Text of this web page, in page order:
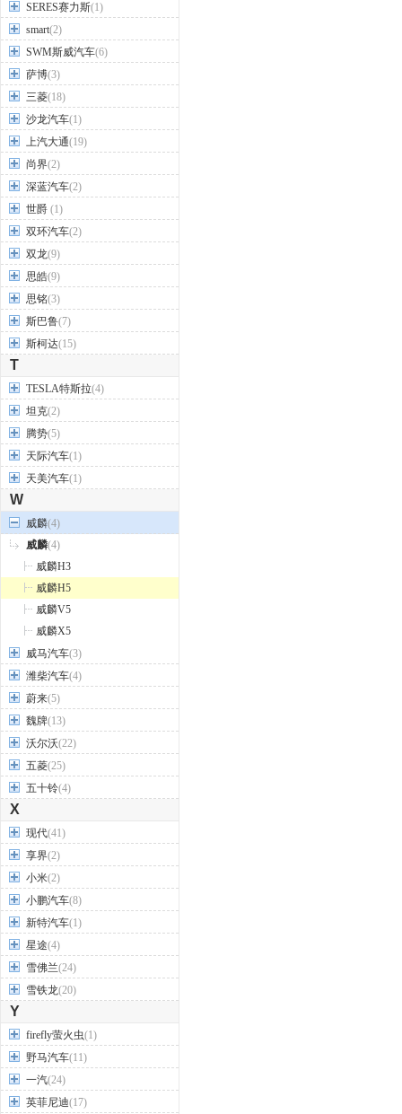
SERES赛力斯(1)
smart(2)
SWM斯威汽车(6)
萨博(3)
三菱(18)
沙龙汽车(1)
上汽大通(19)
尚界(2)
深蓝汽车(2)
世爵 (1)
双环汽车(2)
双龙(9)
思皓(9)
思铭(3)
斯巴鲁(7)
斯柯达(15)
T
TESLA特斯拉(4)
坦克(2)
腾势(5)
天际汽车(1)
天美汽车(1)
W
威麟(4)
威麟(4)
威麟H3
威麟H5
威麟V5
威麟X5
威马汽车(3)
潍柴汽车(4)
蔚来(5)
魏牌(13)
沃尔沃(22)
五菱(25)
五十铃(4)
X
现代(41)
享界(2)
小米(2)
小鹏汽车(8)
新特汽车(1)
星途(4)
雪佛兰(24)
雪铁龙(20)
Y
firefly萤火虫(1)
野马汽车(11)
一汽(24)
英菲尼迪(17)